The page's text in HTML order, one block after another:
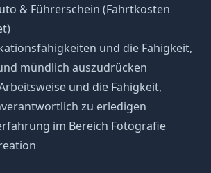
& Führerschein (Fahrtkosten
und die Fähigkeit,
mündlich auszudrücken
und die Fähigkeit,
zu erledigen
im Bereich Fotografie